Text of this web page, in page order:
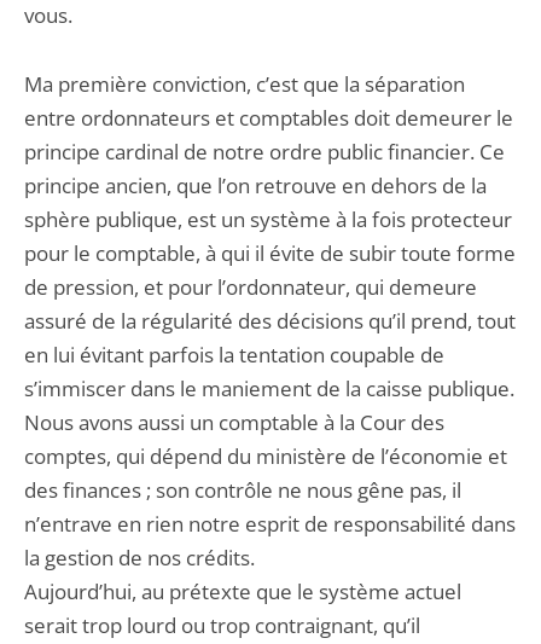
vous.
Ma première conviction, c’est que la séparation
entre ordonnateurs et comptables doit demeurer le
principe cardinal de notre ordre public financier. Ce
principe ancien, que l’on retrouve en dehors de la
sphère publique, est un système à la fois protecteur
pour le comptable, à qui il évite de subir toute forme
de pression, et pour l’ordonnateur, qui demeure
assuré de la régularité des décisions qu’il prend, tout
en lui évitant parfois la tentation coupable de
s’immiscer dans le maniement de la caisse publique.
Nous avons aussi un comptable à la Cour des
comptes, qui dépend du ministère de l’économie et
des finances ; son contrôle ne nous gêne pas, il
n’entrave en rien notre esprit de responsabilité dans
la gestion de nos crédits.
Aujourd’hui, au prétexte que le système actuel
serait trop lourd ou trop contraignant, qu’il